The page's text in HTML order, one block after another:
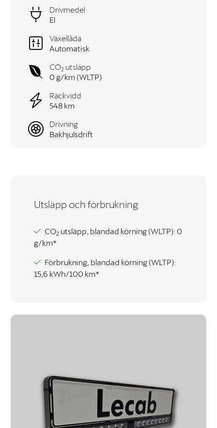
Drivmedel
El
Växellåda
Automatisk
CO2 utsläpp
0 g/km (WLTP)
Räckvidd
548 km
Drivning
Bakhjulsdrift
Utsläpp och förbrukning
CO2 utsläpp, blandad körning (WLTP): 0
g/km*
Förbrukning, blandad körning (WLTP):
15,6 kWh/100 km*